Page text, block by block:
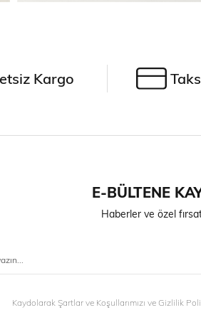
Kargo
E-BÜLTENE
Haberler ve özel
Kaydolarak Şartlar ve Koşullarımızı ve Gizlilik